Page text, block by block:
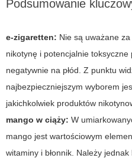
Podsumowanie
e-zigaretten: Nie są uważane
nikotynę i potencjalnie toksyczne
negatywnie na płód. Z punktu
najbezpieczniejszym wyborem
jakichkolwiek produktów
mango w ciąży: W
mango jest wartościowym
witaminy i błonnik. Należy